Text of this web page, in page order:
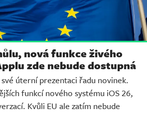
nová funkce živého
zde nebude dostupná
úterní prezentaci řadu novinek.
funkcí nového systému iOS 26,
Kvůli EU ale zatím nebude